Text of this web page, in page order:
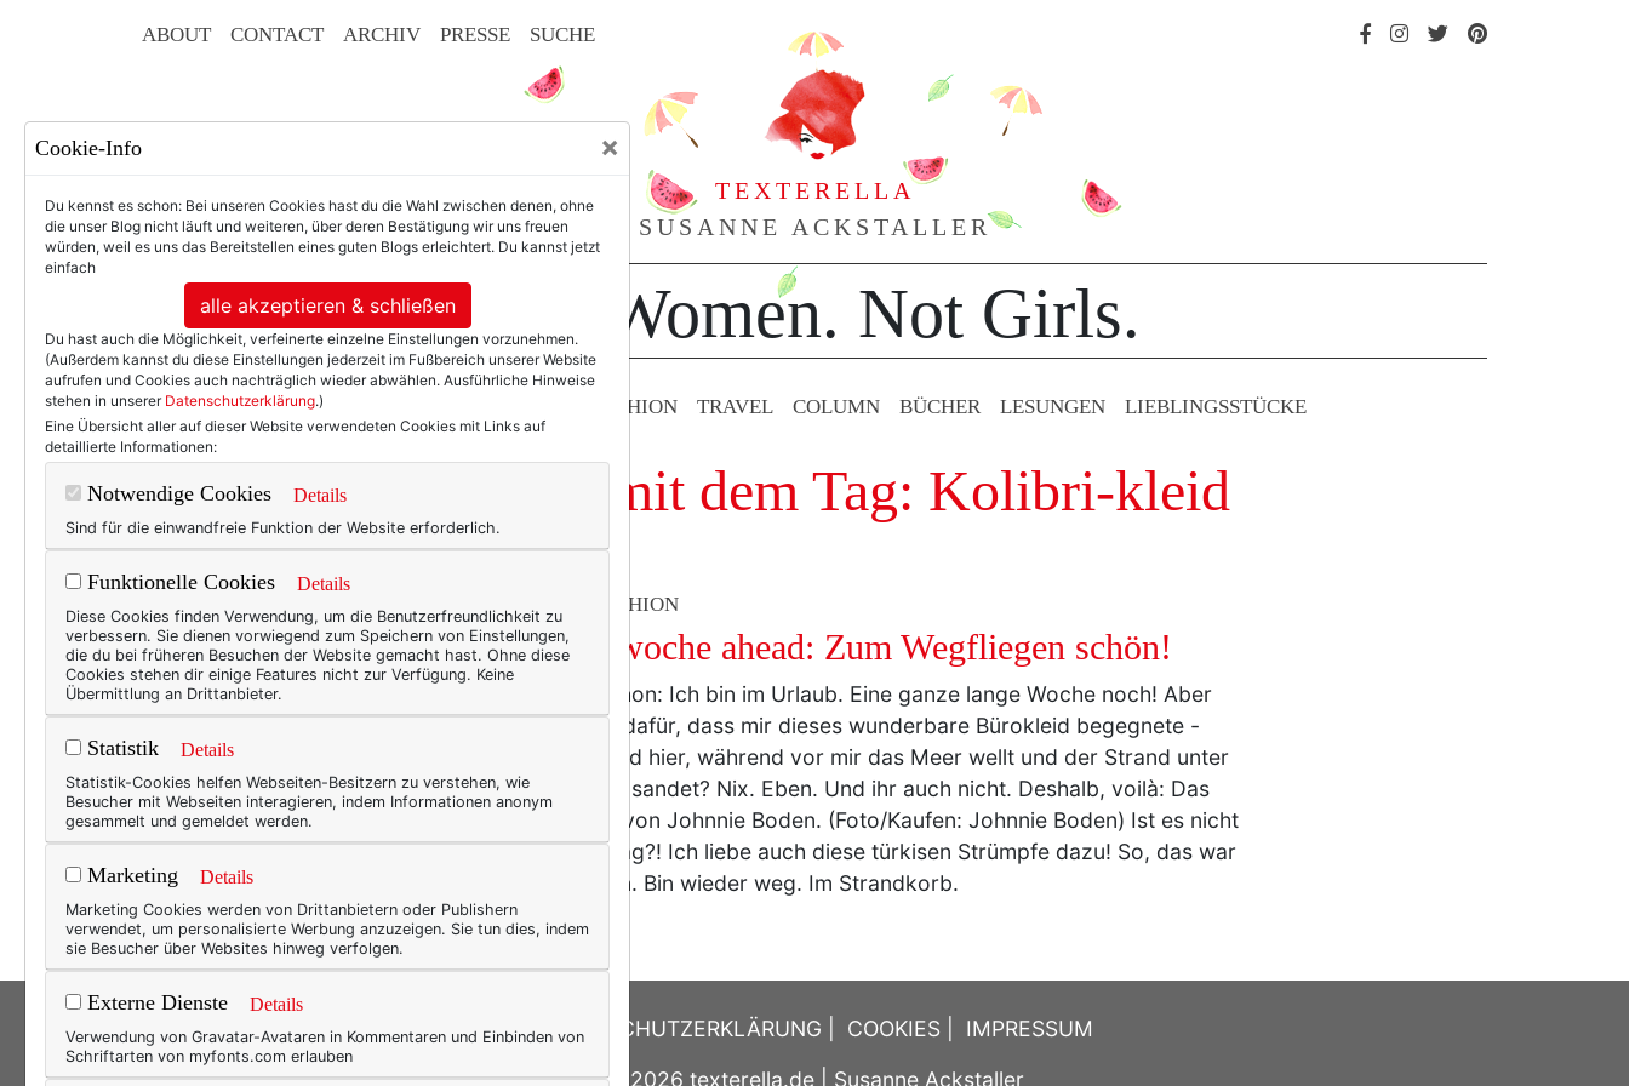
ABOUT CONTACT ARCHIV PRESSE SUCHE
TEXTERELLA
SUSANNE ACKSTALLER
For Women. Not Girls.
BEAUTY & FASHION TRAVEL COLUMN BÜCHER LESUNGEN LIEBLINGS­STÜCKE
Einträge mit dem Tag: Kolibri-kleid
BEAUTY & FASHION
Businesswoche ahead: Zum Wegfliegen schön!
Ja, stimmt schon: Ich bin im Urlaub. Eine ganze lange Woche noch! Aber
was kann ich dafür, dass mir dieses wunderbare Bürokleid begegnete -
genau jetzt und hier, während vor mir das Meer wellt und der Strand unter
meinen Füßen sandet? Nix. Eben. Und ihr auch nicht. Deshalb, voilà: Das
Kolibrili-Kleid von Johnnie Boden. (Foto/Kaufen: Johnnie Boden) Ist es nicht
zauberhaft, sag?! Ich liebe auch diese türkisen Strümpfe dazu! So, das war
es auch schon. Bin wieder weg. Im Strandkorb.
DATENSCHUTZERKLÄRUNG COOKIES
IMPRESSUM
© 2026 texterella.de | Susanne Ackstaller
Cookie-Info ×
Du kennst es schon: Bei unseren Cookies hast du die Wahl zwischen denen, ohne
die unser Blog nicht läuft und weiteren, über deren Bestätigung wir uns freuen
würden, weil es uns das Bereitstellen eines guten Blogs erleichtert. Du kannst jetzt
einfach
alle akzeptieren & schließen
Du hast auch die Möglichkeit, verfeinerte einzelne Einstellungen vorzunehmen.
(Außerdem kannst du diese Einstellungen jederzeit im Fußbereich unserer Website
aufrufen und Cookies auch nachträglich wieder abwählen. Ausführliche Hinweise
stehen in unserer Datenschutzerklärung.)
Eine Übersicht aller auf dieser Website verwendeten Cookies mit Links auf
detaillierte Informationen:
Notwendige Cookies Details
Sind für die einwandfreie Funktion der Website erforderlich.
Funktionelle Cookies Details
Diese Cookies finden Verwendung, um die Benutzerfreundlichkeit zu
verbessern. Sie dienen vorwiegend zum Speichern von Einstellungen,
die du bei früheren Besuchen der Website gemacht hast. Ohne diese
Cookies stehen dir einige Features nicht zur Verfügung. Keine
Übermittlung an Drittanbieter.
Statistik Details
Statistik-Cookies helfen Webseiten-Besitzern zu verstehen, wie
Besucher mit Webseiten interagieren, indem Informationen anonym
gesammelt und gemeldet werden.
Marketing Details
Marketing Cookies werden von Drittanbietern oder Publishern
verwendet, um personalisierte Werbung anzuzeigen. Sie tun dies, indem
sie Besucher über Websites hinweg verfolgen.
Externe Dienste Details
Verwendung von Gravatar-Avataren in Kommentaren und Einbinden von
Schriftarten von myfonts.com erlauben